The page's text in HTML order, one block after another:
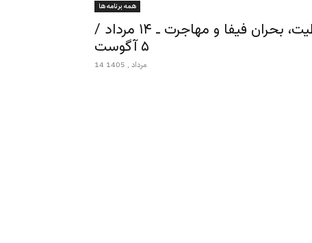
همه برنامه ها
ورزش از نگاه ایرج ادیب‌زاده ـ سالگرد مشروطیت، بحران فیفا و مهاجرت ـ ۱۴ مرداد /
۵ آگوست
14 مرداد , 1405